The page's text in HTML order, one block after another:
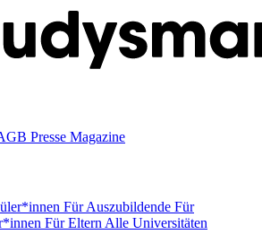
Presse Magazine
Für Auszubildende Für
Für Eltern Alle Universitäten